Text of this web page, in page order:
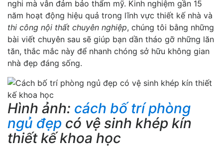
nghi mà vẫn đảm bảo thẩm mỹ. Kinh nghiệm gần 15
năm hoạt động hiệu quả trong lĩnh vực thiết kế nhà và
thi công nội thất chuyên nghiệp, chúng tôi bằng những
bài viết chuyên sau sẽ giúp bạn dần tháo gỡ những lăn
tăn, thắc mắc này để nhanh chóng sở hữu không gian
nhà đẹp đáng sống.
Hình ảnh: cách bố trí phòng
ngủ đẹp có vệ sinh khép kín
thiết kế khoa học